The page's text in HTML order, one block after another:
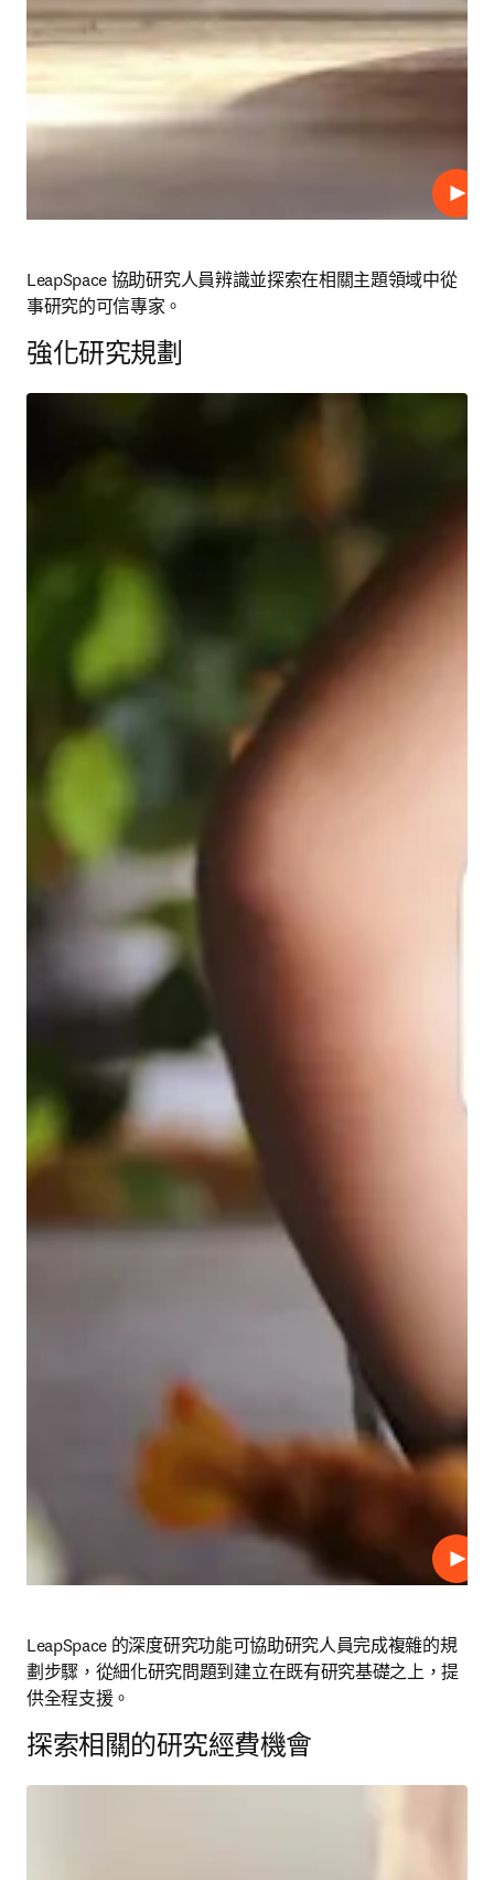
播放
LeapSpace 協助研究人員辨識並探索在相關主題領域中從
事研究的可信專家。
強化研究規劃
播放
LeapSpace 的深度研究功能可協助研究人員完成複雜的規
劃步驟，從細化研究問題到建立在既有研究基礎之上，提
供全程支援。
探索相關的研究經費機會